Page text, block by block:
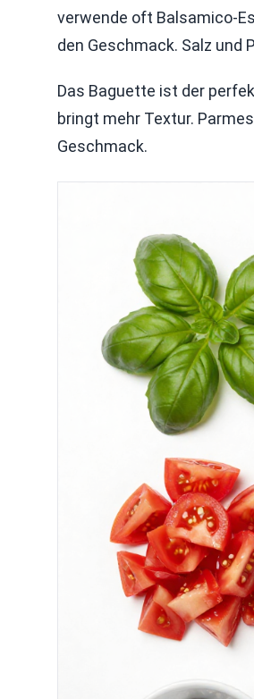
verwende oft Balsamico-
den Geschmack. Salz und
Das Baguette ist der
bringt mehr Textur.
Geschmack.